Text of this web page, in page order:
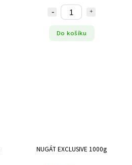
Do košíku
NUGÁT EXCLUSIVE 1000g